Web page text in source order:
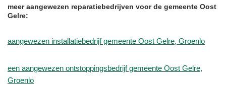
meer aangewezen reparatiebedrijven voor de gemeente Oost
Gelre:
aangewezen installatiebedrijf gemeente Oost Gelre, Groenlo
een aangewezen ontstoppingsbedrijf gemeente Oost Gelre,
Groenlo